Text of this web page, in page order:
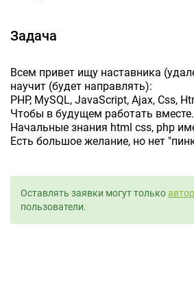
Задача
Всем привет ищу наставника
научит (будет направлять):
PHP, MySQL, JavaScript, Ajax, Css,
Чтобы в будущем работать вместе.
Начальные знания html css, php
Есть большое желание, но нет
Оставлять заявки могут только
пользователи.